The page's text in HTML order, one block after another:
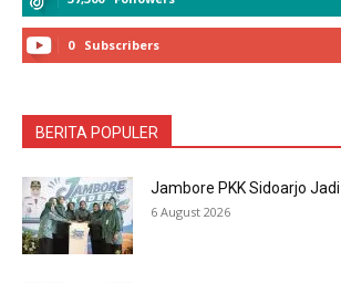
0 Subscribers
BERITA POPULER
Jambore PKK Sidoarjo
6 August 2026